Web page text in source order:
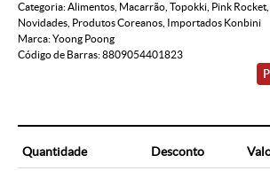
Categoria:Alimentos Macarrão Topokki Pink Rocket
Novidades Produtos Coreanos
Importados Konbini
Marca:Yoong Poong
Código de Barras:8809054401823
Quantidade Desconto